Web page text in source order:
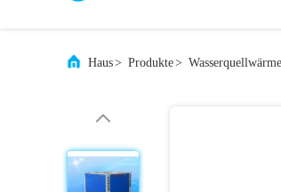
Haus> Produkte>